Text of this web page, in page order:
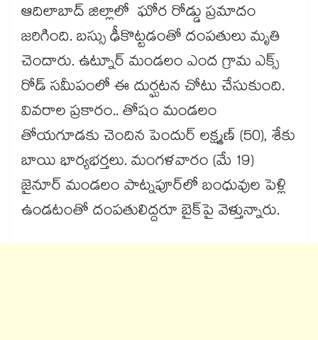
ఆదిలాబాద్ జిల్లాలో ఘోర రోడ్డు ప్రమాదం
జరిగింది. బస్సు ఢీకొట్టడంతో దంపతులు మృతి
చెందారు. ఉట్నూర్ మండలం ఎంద గ్రామ ఎక్స్
రోడ్ సమీపంలో ఈ దుర్ఘటన చోటు చేసుకుంది.
వివరాల ప్రకారం.. తోషం మండలం
తోయగూడకు చెందిన పెందుర్ లక్ష్మణ్ (50), శేకు
బాయి భార్యభర్తలు. మంగళవారం (మే 19)
జైనూర్ మండలం పాట్నపూర్‎లో బంధువుల పెళ్లి
ఉండటంతో దంపతులిద్దరూ బైక్‎పై వెళ్తున్నారు.